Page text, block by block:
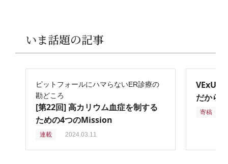
いま話題の記事
ピットフォールにハマらないER診療の
勘どころ
[第22回] 高カリウム血症を制する
ための4つのMission
連載 2024.03.11
VExUS
だから
寄稿